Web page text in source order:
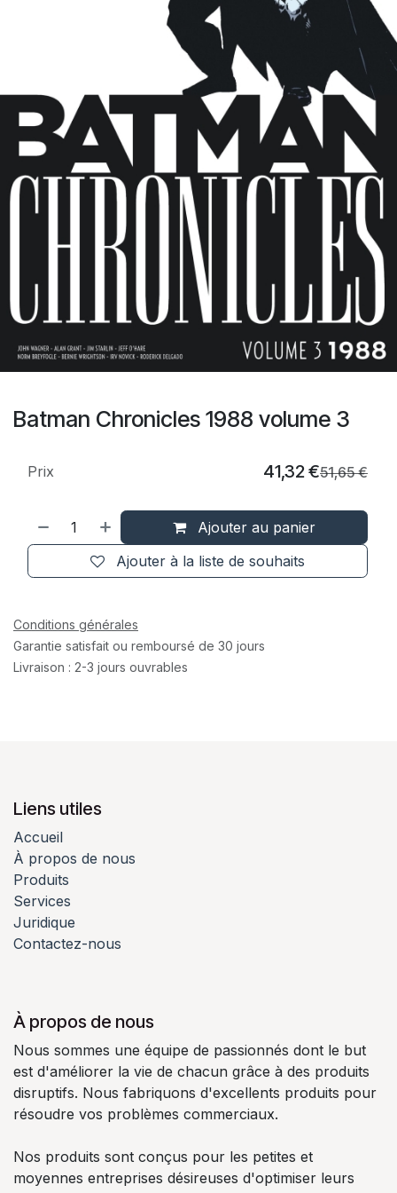
Batman Chronicles 1988 volume 3
Ajouter au panier
Ajouter à la liste de souhaits
Prix 41,32€51,65€
Conditions générales
Garantie satisfait ou remboursé de 30 jours
Livraison : 2-3 jours ouvrables
Liens utiles
Accueil
À propos de nous
Produits
Services
Juridique
Contactez-nous
À propos de nous
Nous sommes une équipe de passionnés dont le but
est d'améliorer la vie de chacun grâce à des produits
disruptifs. Nous fabriquons d'excellents produits pour
résoudre vos problèmes commerciaux.
Nos produits sont conçus pour les petites et
moyennes entreprises désireuses d'optimiser leurs